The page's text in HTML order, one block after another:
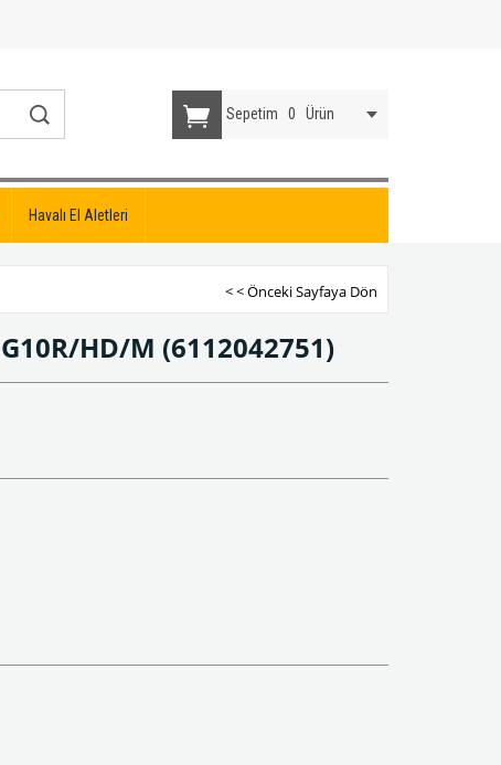
Sepetim 0 Ürün
Havalı El Aletleri
< < Önceki Sayfaya Dön
HD/M (6112042751)